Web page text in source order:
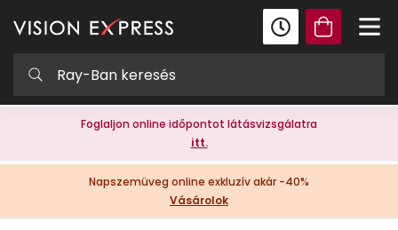
Foglaljon online időpontot látásvizsgálatra
itt.
Napszemüveg online exkluzív akár -40%
Vásárolok